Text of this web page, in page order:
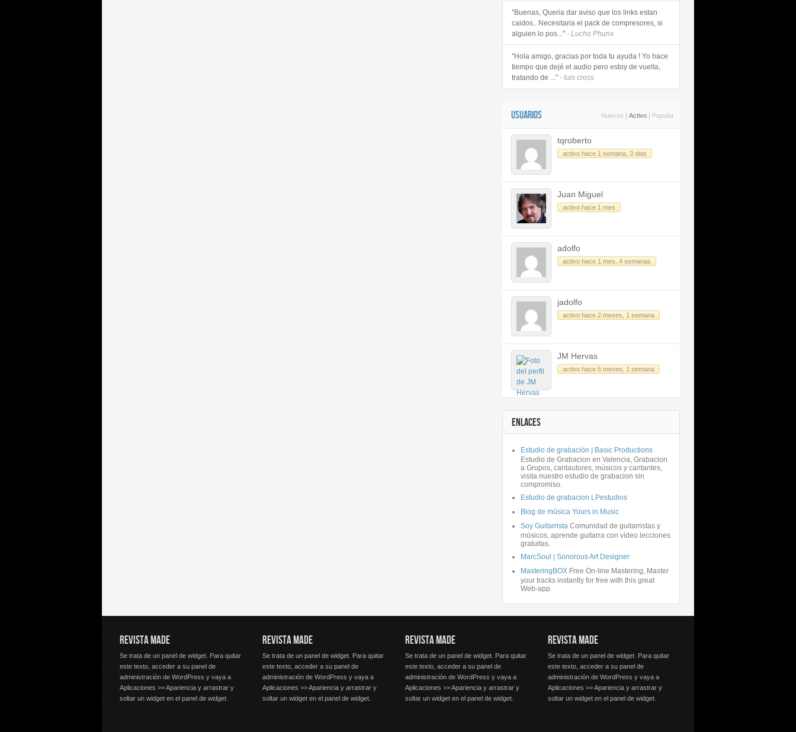
"Buenas, Queria dar aviso que los links estan
caidos.. Necesitaria el pack de compresores, si
alguien lo pos..." - Lucho Phunx
"Hola amigo, gracias por toda tu ayuda ! Yo hace
tiempo que dejé el audio pero estoy de vuelta,
tratando de ..." - luis cross
USUARIOS Nuevos Activo Popular
tqroberto
activo hace 1 semana, 3 dias
Juan Miguel
activo hace 1 mes
adolfo
activo hace 1 mes, 4 semanas
jadolfo
activo hace 2 meses, 1 semana
JM Hervas
activo hace 5 meses, 1 semana
ENLACES
Estudio de grabación | Basic Productions
Estudio de Grabacion en Valencia, Grabacion
a Grupos, cantautores, músicos y cantantes,
visita nuestro estudio de grabacion sin
compromiso.
Estudio de grabacion LPestudios
Blog de música Yours in Music
Soy Guitarrista Comunidad de guitarristas y
músicos, aprende guitarra con vídeo lecciones
gratuitas.
MarcSoul | Sonorous Art Designer
MasteringBOX Free On-line Mastering, Master
your tracks instantly for free with this great
Web-app
REVISTA MADE
Se trata de un panel de widget. Para quitar
este texto, acceder a su panel de
administración de WordPress y vaya a
Aplicaciones >> Apariencia y arrastrar y
soltar un widget en el panel de widget.
REVISTA MADE
Se trata de un panel de widget. Para quitar
este texto, acceder a su panel de
administración de WordPress y vaya a
Aplicaciones >> Apariencia y arrastrar y
soltar un widget en el panel de widget.
REVISTA MADE
Se trata de un panel de widget. Para quitar
este texto, acceder a su panel de
administración de WordPress y vaya a
Aplicaciones >> Apariencia y arrastrar y
soltar un widget en el panel de widget.
REVISTA MADE
Se trata de un panel de widget. Para quitar
este texto, acceder a su panel de
administración de WordPress y vaya a
Aplicaciones >> Apariencia y arrastrar y
soltar un widget en el panel de widget.